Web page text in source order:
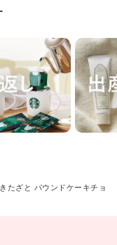
たざと パウンドケーキチョ